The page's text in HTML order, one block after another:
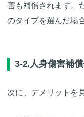
害も補償されます。
のタイプを選んだ場
3-2.人身傷害補
次に、デメリットを